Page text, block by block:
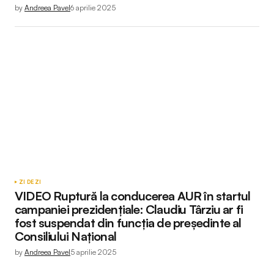
by Andreea Pavel6 aprilie 2025
ZI DE ZI
VIDEO Ruptură la conducerea AUR în startul
campaniei prezidențiale: Claudiu Târziu ar fi
fost suspendat din funcția de președinte al
Consiliului Național
by Andreea Pavel5 aprilie 2025